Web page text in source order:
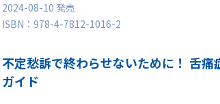
2024-08-10 発売
ISBN：978-4-7812-1016-2
不定愁訴で終わらせないために！ 舌
ガイド